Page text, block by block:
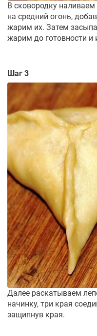
В сковородку
на средний огонь,
жарим их. Затем
жарим до готовности
Шаг 3
Далее раскатываем
начинку, три края
защипнув края.